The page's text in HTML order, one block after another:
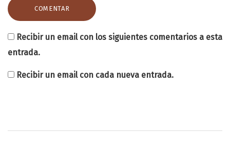
Recibir un email con los siguientes comentarios a esta
entrada.
Recibir un email con cada nueva entrada.